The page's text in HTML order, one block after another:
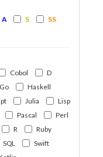
A S
SS
Cobol
D
Go
Haskell
Julia
Lisp
Pascal
Perl
R
Ruby
SQL
Swift